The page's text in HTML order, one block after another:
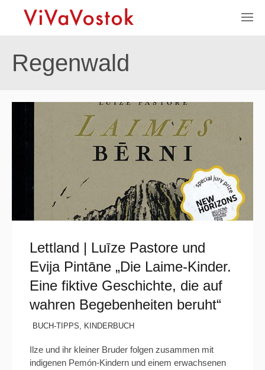
Regenwald
Lettland | Luīze Pastore und
Evija Pintāne „Die Laime-Kinder.
Eine fiktive Geschichte, die auf
wahren Begebenheiten beruht“
BUCH-TIPPS, KINDERBUCH
Ilze und ihr kleiner Bruder folgen zusammen mit
indigenen Pemón-Kindern und einem erwachsenen